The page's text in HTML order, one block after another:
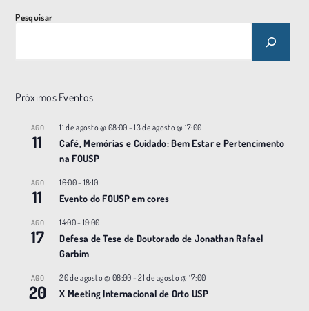
Pesquisar
Próximos Eventos
AGO
11
11 de agosto @ 08:00 -13 de agosto @ 17:00
Café, Memórias e Cuidado: Bem Estar e Pertencimento
na FOUSP
AGO
11
16:00- 18:10
Evento do FOUSP em cores
AGO
17
14:00- 19:00
Defesa de Tese de Doutorado de Jonathan Rafael
Garbim
AGO
20
20 de agosto @ 08:00 -21 de agosto @ 17:00
X Meeting |nternacional de Orto USP